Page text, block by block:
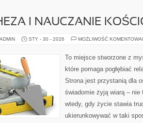
I NAUCZANIE
STY - 30 - 2026 MOŻLIWOŚĆ
To miejsce stworzone z
które pomaga pogłębiać
Strona jest przystanią dla
świadomie żyją wiarą –
wtedy, gdy życie stawia
ukierunkowywać w taki